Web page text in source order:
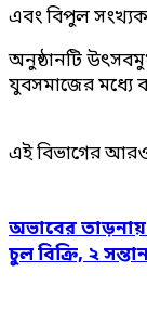
এবং বিপুল সংখ্যক
অনুষ্ঠানটি
যুবসমাজের মধ্যে
এই বিভাগের
অভাবের
চুল বিক্রি, ২